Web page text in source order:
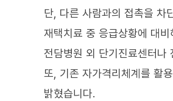
단, 다른 사람과의 접촉을 차
재택치료 중 응급상황에 대
전담병원 외 단기진료센터나
또, 기존 자가격리체계를 활
밝혔습니다.